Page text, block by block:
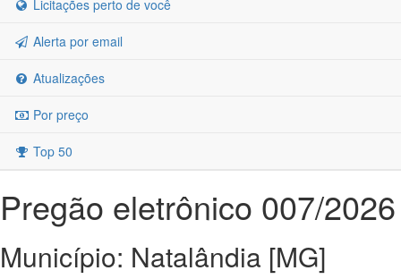
Licitações perto de você
Alerta por email
Atualizações
Por preço
Top 50
Pregão eletrônico 007/2026
Município: Natalândia [MG]